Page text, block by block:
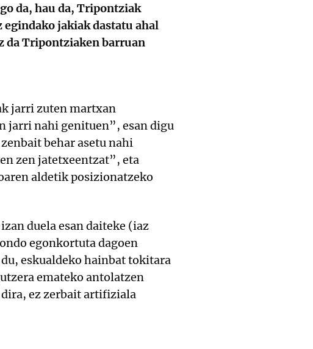
da, hau da, Tripontziak
jakiak dastatu ahal
da Tripontziaken barruan
jarri zuten martxan
jarri nahi genituen”, esan digu
behar asetu nahi
zen jatetxeentzat”, eta
aldetik posizionatzeko
duela esan daiteke (iaz
egonkortuta dagoen
eskualdeko hainbat tokitara
emateko antolatzen
ez zerbait artifiziala